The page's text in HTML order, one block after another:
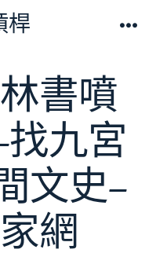
桿
書噴
九宮
文史–
網